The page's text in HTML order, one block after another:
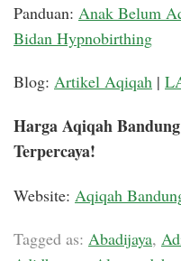
Panduan: Anak Belum
Bidan Hypnobirthing
Blog: Artikel Aqiqah |
Harga Aqiqah
Terpercaya!
Website: Aqiqah
Tagged as: Abadijaya,